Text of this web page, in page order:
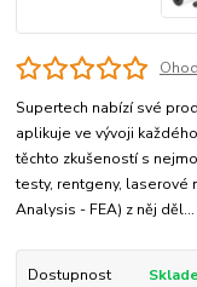
Supertech nabízí své
aplikuje ve vývoji
těchto zkušeností s
testy, rentgeny, laserové
Analysis - FEA) z něj děl...
Dostupnost